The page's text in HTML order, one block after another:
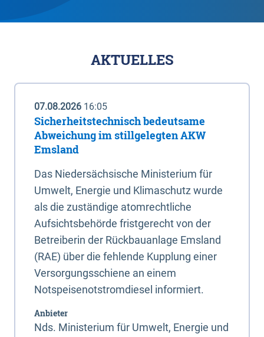
AKTUELLES
07.08.2026 16:05
Sicherheitstechnisch bedeutsame
Abweichung im stillgelegten AKW
Emsland
Das Niedersächsische Ministerium für
Umwelt, Energie und Klimaschutz wurde
als die zuständige atomrechtliche
Aufsichtsbehörde fristgerecht von der
Betreiberin der Rückbauanlage Emsland
(RAE) über die fehlende Kupplung einer
Versorgungsschiene an einem
Notspeisenotstromdiesel informiert.
Anbieter
Nds. Ministerium für Umwelt, Energie und